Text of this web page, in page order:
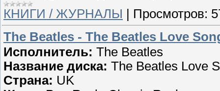
КНИГИ / ЖУРНАЛЫ | Просмотров:
The Beatles - The Beatles Love
Исполнитель: The Beatles
Название диска: The Beatles Love
Страна: UK